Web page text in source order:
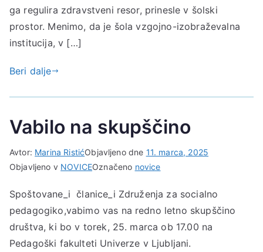
ga regulira zdravstveni resor, prinesle v šolski
prostor. Menimo, da je šola vzgojno-izobraževalna
institucija, v […]
Beri dalje
Vabilo na skupščino
Avtor: Marina RistićObjavljeno dne 11. marca, 2025
Objavljeno v NOVICEOznačeno novice
Spoštovane_i članice_i Združenja za socialno
pedagogiko,vabimo vas na redno letno skupščino
društva, ki bo v torek, 25. marca ob 17.00 na
Pedagoški fakulteti Univerze v Ljubljani.